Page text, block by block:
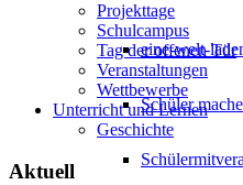
eine-welt-
Schüler
Projekttage
Schulcampus
Tag der offenen Tür
Veranstaltungen
Wettbewerbe
Unterricht und Lernen
Geschichte
Aktuell